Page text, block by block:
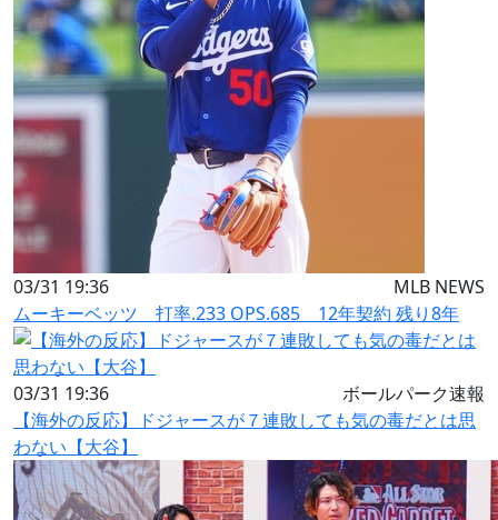
03/31 19:36
MLB NEWS
ムーキーベッツ 打率.233 OPS.685 12年契約 残り8年
03/31 19:36
ボールパーク速報
【海外の反応】ドジャースが７連敗しても気の毒だとは思
わない【大谷】